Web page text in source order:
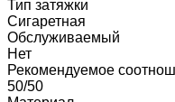
Тип затяжки
Сигаретная
Обслуживаемый
Нет
Рекомендуемое
50/50